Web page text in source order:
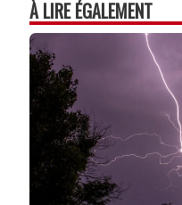
À LIRE ÉGALEMENT